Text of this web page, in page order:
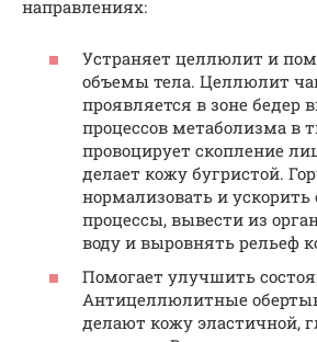
направлениях:
Устраняет целлюлит и
объемы тела. Целлюлит
проявляется в зоне бедер
процессов метаболизма в
провоцирует скопление
делает кожу бугристой.
нормализовать и
процессы, вывести из
воду и выровнять рельеф
Помогает улучшить
Антицеллюлитные
делают кожу эластичной,